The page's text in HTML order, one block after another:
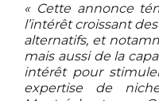
« Cette annonce
l’intérêt croissant
alternatifs, et
mais aussi de la
intérêt pour
expertise de